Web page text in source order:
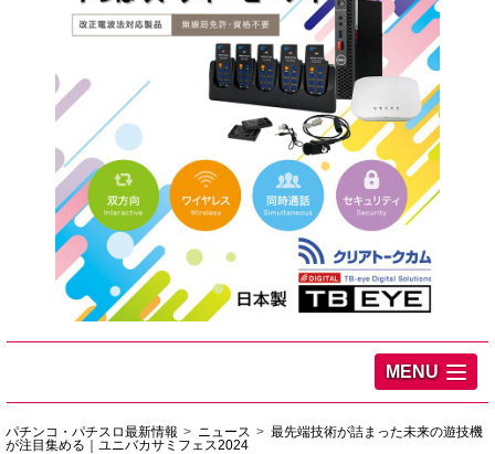
MENU
パチンコ・パチスロ最新情報 ニュース
最先端技術が詰まった未来の遊技機
が注目集める｜ユニバカサミフェス2024